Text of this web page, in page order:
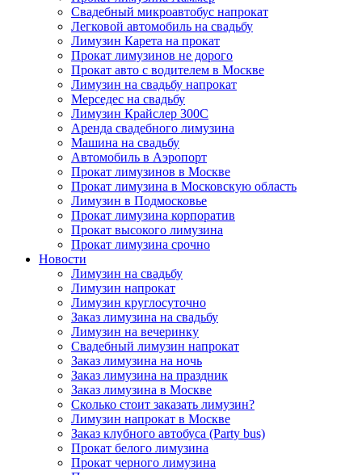
Свадебный микроавтобус напрокат
Легковой автомобиль на свадьбу
Лимузин Карета на прокат
Прокат лимузинов не дорого
Прокат авто с водителем в Москве
Лимузин на свадьбу напрокат
Мерседес на свадьбу
Лимузин Крайслер 300С
Аренда свадебного лимузина
Машина на свадьбу
Автомобиль в Аэропорт
Прокат лимузинов в Москве
Прокат лимузина в Московскую область
Лимузин в Подмосковье
Прокат лимузина корпоратив
Прокат высокого лимузина
Прокат лимузина срочно
Новости
Лимузин на свадьбу
Лимузин напрокат
Лимузин круглосуточно
Заказ лимузина на свадьбу
Лимузин на вечеринку
Свадебный лимузин напрокат
Заказ лимузина на ночь
Заказ лимузина на праздник
Заказ лимузина в Москве
Сколько стоит заказать лимузин?
Лимузин напрокат в Москве
Заказ клубного автобуса (Party bus)
Прокат белого лимузина
Прокат черного лимузина